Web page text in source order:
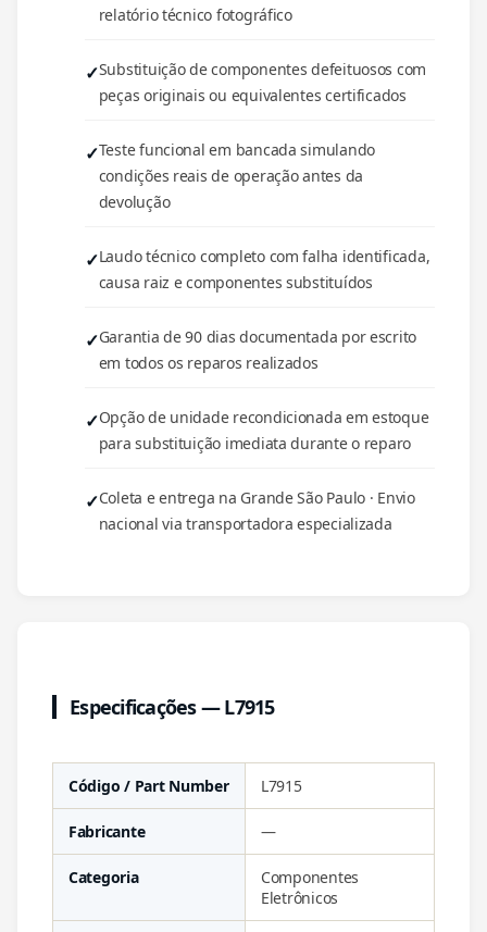
relatório técnico fotográfico
Substituição de componentes defeituosos com
peças originais ou equivalentes certificados
Teste funcional em bancada simulando
condições reais de operação antes da
devolução
Laudo técnico completo com falha identificada,
causa raiz e componentes substituídos
Garantia de 90 dias documentada por escrito
em todos os reparos realizados
Opção de unidade recondicionada em estoque
para substituição imediata durante o reparo
Coleta e entrega na Grande São Paulo · Envio
nacional via transportadora especializada
Especificações — L7915
Código / Part Number L7915
Fabricante —
Categoria
Componentes
Eletrônicos